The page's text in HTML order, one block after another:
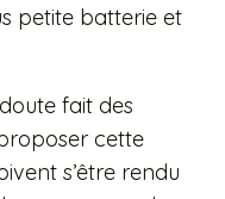
petite batterie et
fait des
cette
s’être rendu